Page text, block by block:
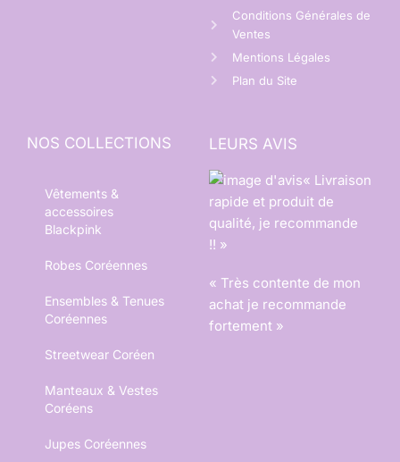
Conditions Générales de
Ventes
Mentions Légales
Plan du Site
NOS COLLECTIONS
Vêtements &
accessoires
Blackpink
Robes Coréennes
Ensembles & Tenues
Coréennes
Streetwear Coréen
Manteaux & Vestes
Coréens
Jupes Coréennes
LEURS AVIS
« Livraison
rapide et produit de
qualité, je recommande
!! »
« Très contente de mon
achat je recommande
fortement »